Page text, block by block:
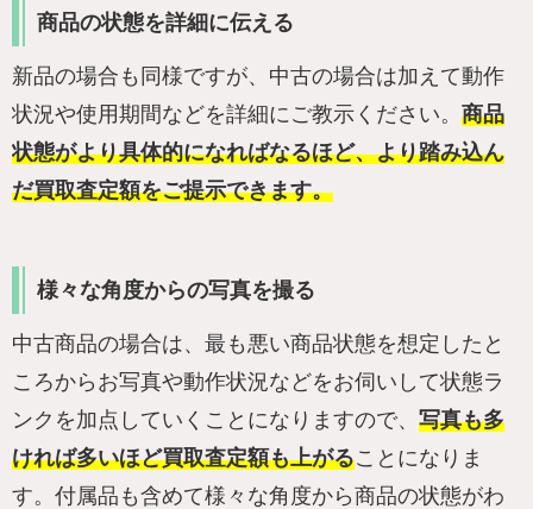
商品の状態を詳細に伝える
新品の場合も同様ですが、中古の場合は加えて動作
状況や使用期間などを詳細にご教示ください。 商品
状態がより具体的になればなるほど、より踏み込ん
だ買取査定額をご提示できます。
様々な角度からの写真を撮る
中古商品の場合は、最も悪い商品状態を想定したと
ころからお写真や動作状況などをお伺いして状態ラ
ンクを加点していくことになりますので、 写真も多
ければ多いほど買取査定額も上がることになりま
す。付属品も含めて様々な角度から商品の状態がわ